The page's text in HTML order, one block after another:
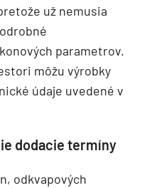
už nemusia
parametrov.
môžu výrobky
údaje uvedené v
dodacie termíny
odkvapových